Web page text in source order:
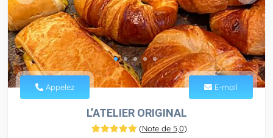
Appelez E-mail
L’ATELIER ORIGINAL
(Note de 5,0)